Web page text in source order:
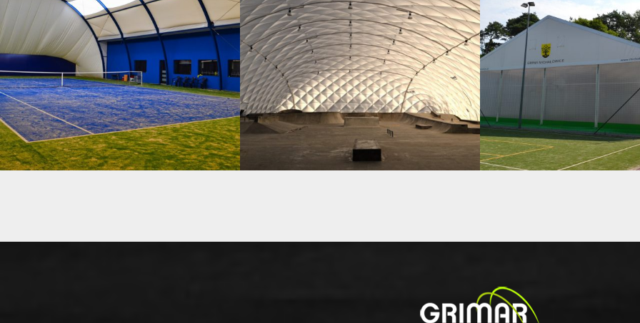
05-2013 / TENNISCLUB WINNER
STRZELCE OPOLSKIE
02 - BOGENHALLEN UND ZELTHALLEN, 04 - SPORT-
OBERFLÄCHEN
03-2015 / SKATEPARK IN RZESZÓW
PODPROMIE
01 - TRAGLUFTHALLEN
03-2013 /
MICHAŁOWICE
02 - BOGENHALLEN UND